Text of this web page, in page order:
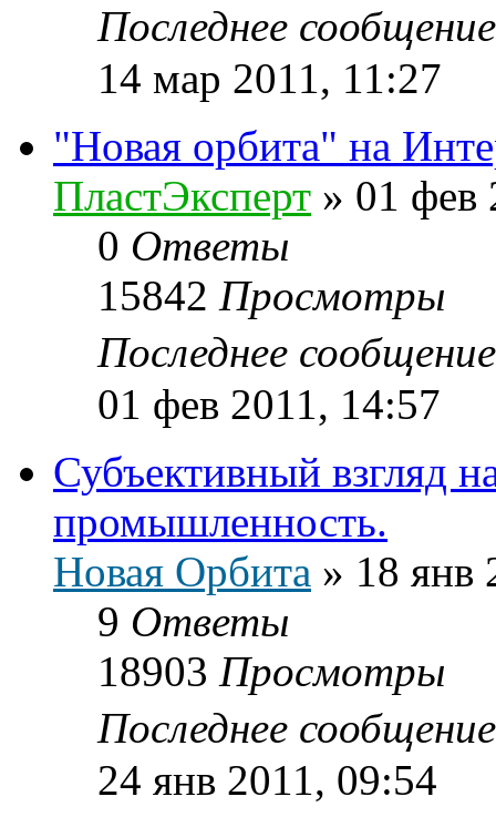
Последнее
14 мар 2011, 11:27
"Новая орбита" на
ПластЭксперт » 01 фев
0 Ответы
15842 Просмотры
Последнее
01 фев 2011, 14:57
Субъективный взгляд
промышленность.
Новая Орбита » 18 янв
9 Ответы
18903 Просмотры
Последнее
24 янв 2011, 09:54